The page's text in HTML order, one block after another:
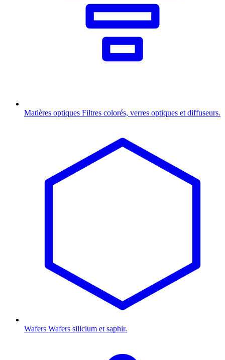
Matières optiques Filtres colorés, verres optiques et diffuseurs.
Wafers Wafers silicium et saphir.